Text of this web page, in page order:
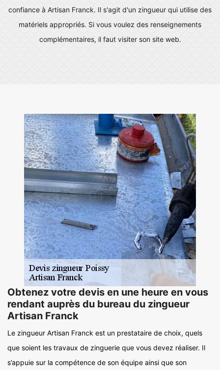
confiance à Artisan Franck. Il s'agit d'un zingueur qui utilise des
matériels appropriés. Si vous voulez des renseignements
complémentaires, il faut visiter son site web.
Obtenez votre devis en une heure en vous
rendant auprès du bureau du zingueur
Artisan Franck
Le zingueur Artisan Franck est un prestataire de choix, quels
que soient les travaux de zinguerie que vous devez réaliser. Il
s’appuie sur la compétence de son équipe ainsi que son